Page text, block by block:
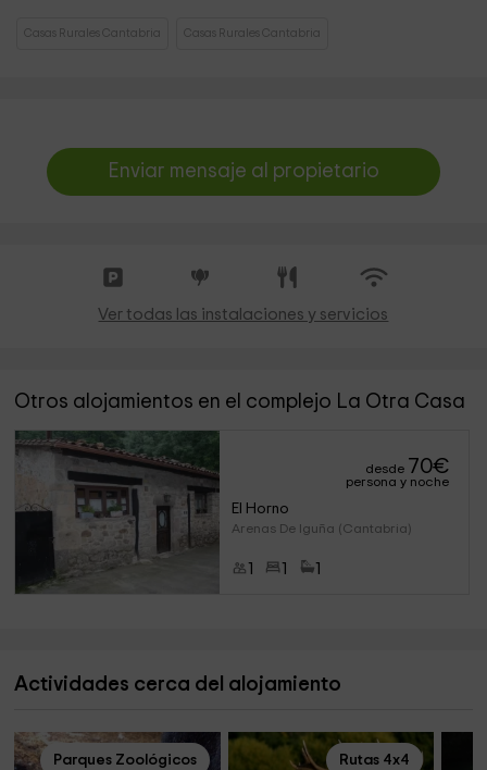
Casas Rurales Cantabria Casas Rurales Cantabria
Enviar mensaje al propietario
Ver todas las instalaciones y servicios
Otros alojamientos en el complejo La Otra Casa
desde 70€
persona y noche
El Horno
Arenas De Iguña (Cantabria)
Actividades cerca del alojamiento
Parques Zoológicos Rutas 4x4